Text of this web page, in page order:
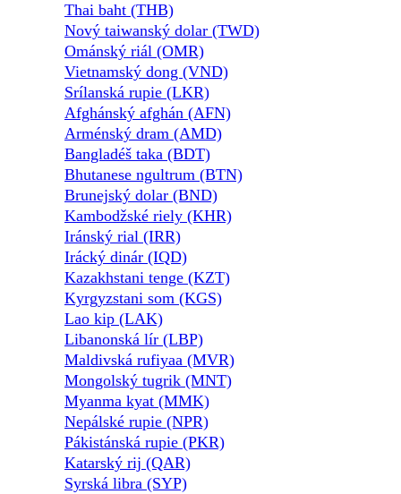
Thai baht (THB)
Nový taiwanský dolar (TWD)
Ománský riál (OMR)
Vietnamský dong (VND)
Srílanská rupie (LKR)
Afghánský afghán (AFN)
Arménský dram (AMD)
Bangladéš taka (BDT)
Bhutanese ngultrum (BTN)
Brunejský dolar (BND)
Kambodžské riely (KHR)
Iránský rial (IRR)
Irácký dinár (IQD)
Kazakhstani tenge (KZT)
Kyrgyzstani som (KGS)
Lao kip (LAK)
Libanonská lír (LBP)
Maldivská rufiyaa (MVR)
Mongolský tugrik (MNT)
Myanma kyat (MMK)
Nepálské rupie (NPR)
Pákistánská rupie (PKR)
Katarský rij (QAR)
Syrská libra (SYP)